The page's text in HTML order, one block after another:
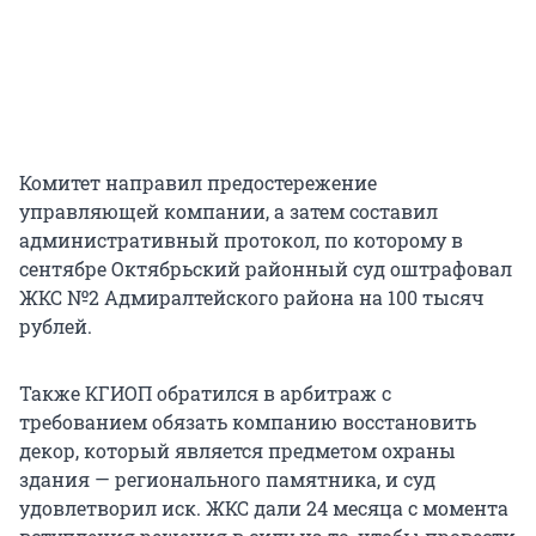
Комитет направил предостережение
управляющей компании, а затем составил
административный протокол, по которому в
сентябре Октябрьский районный суд оштрафовал
ЖКС №2 Адмиралтейского района на 100 тысяч
рублей.
Также КГИОП обратился в арбитраж с
требованием обязать компанию восстановить
декор, который является предметом охраны
здания — регионального памятника, и суд
удовлетворил иск. ЖКС дали 24 месяца с момента